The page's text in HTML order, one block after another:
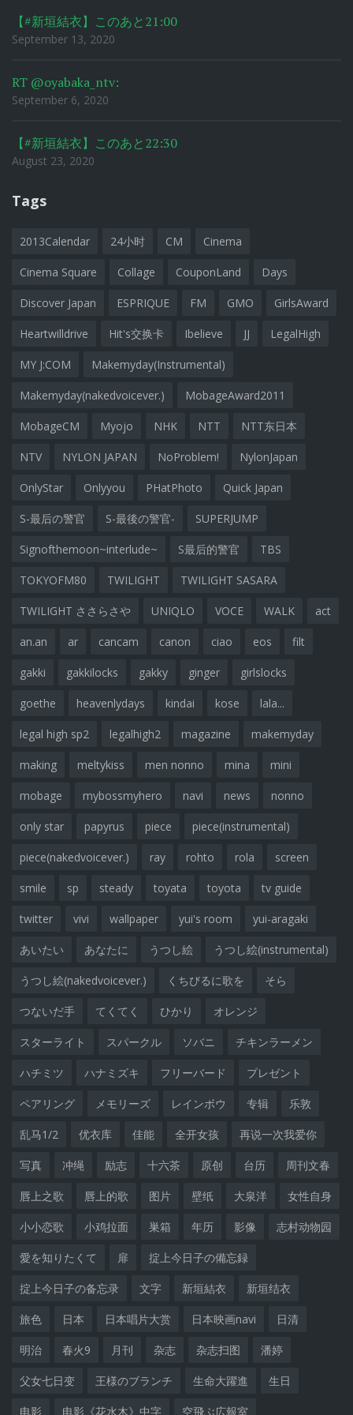
【#新垣結衣】このあと21:00
September 13, 2020
RT @oyabaka_ntv:
September 6, 2020
【#新垣結衣】このあと22:30
August 23, 2020
Tags
2013Calendar 24小时 CM Cinema
Cinema Square Collage CouponLand Days
Discover Japan ESPRIQUE FM GMO GirlsAward
Heartwilldrive Hit's交换卡 Ibelieve JJ LegalHigh
MY J:COM Makemyday(Instrumental)
Makemyday(nakedvoicever.) MobageAward2011
MobageCM Myojo NHK NTT NTT东日本
NTV NYLON JAPAN NoProblem! NylonJapan
OnlyStar Onlyyou PHatPhoto Quick Japan
S-最后の警官 S-最後の警官- SUPERJUMP
Signofthemoon~interlude~ S最后的警官 TBS
TOKYOFM80 TWILIGHT TWILIGHT SASARA
TWILIGHT ささらさや UNIQLO VOCE WALK act
an.an ar cancam canon ciao eos filt
gakki gakkilocks gakky ginger girlslocks
goethe heavenlydays kindai kose lala...
legal high sp2 legalhigh2 magazine makemyday
making meltykiss men nonno mina mini
mobage mybossmyhero navi news nonno
only star papyrus piece piece(instrumental)
piece(nakedvoicever.) ray rohto rola screen
smile sp steady toyata toyota tv guide
twitter vivi wallpaper yui's room yui-aragaki
あいたい あなたに うつし絵 うつし絵(instrumental)
うつし絵(nakedvoicever.) くちびるに歌を そら
つないだ手 てくてく ひかり オレンジ
スターライト スパークル ソバニ チキンラーメン
ハチミツ ハナミズキ フリーバード プレゼント
ペアリング メモリーズ レインボウ 专辑 乐敦
乱马1/2 优衣库 佳能 全开女孩 再说一次我爱你
写真 冲绳 励志 十六茶 原创 台历 周刊文春
唇上之歌 唇上的歌 图片 壁纸 大泉洋 女性自身
小小恋歌 小鸡拉面 巣箱 年历 影像 志村动物园
愛を知りたくて 扉 掟上今日子の備忘録
掟上今日子の备忘录 文字 新垣結衣 新垣结衣
旅色 日本 日本唱片大赏 日本映画navi 日清
明治 春火9 月刊 杂志 杂志扫图 潘婷
父女七日变 王様のブランチ 生命大躍進 生日
电影 电影《花水木》中字 空飛ぶ広報室